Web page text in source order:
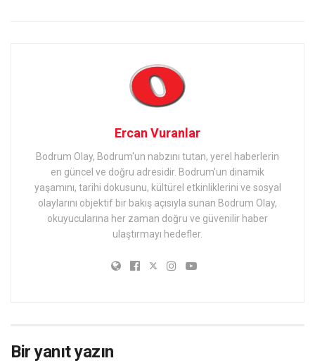
Ercan Vuranlar
Bodrum Olay, Bodrum'un nabzını tutan, yerel haberlerin
en güncel ve doğru adresidir. Bodrum'un dinamik
yaşamını, tarihi dokusunu, kültürel etkinliklerini ve sosyal
olaylarını objektif bir bakış açısıyla sunan Bodrum Olay,
okuyucularına her zaman doğru ve güvenilir haber
ulaştırmayı hedefler.
Bir yanıt yazın